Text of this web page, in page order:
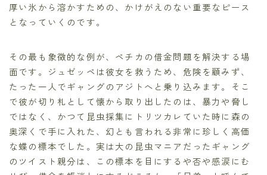
厚い氷から溶かすための、かけがえのない重要なピース
となっていくのです。
その最も象徴的な例が、ペチカの借金問題を解決する場
面です。ジュゼッペは彼女を救うため、危険を顧みず、
たった一人でギャングのアジトへと乗り込みます。そこ
で彼が切り札として懐から取り出したのは、暴力や脅し
ではなく、かつて昆虫採集にトリツカレていた時に森の
奥深くで手に入れた、幻とも言われる非常に珍しく高価
な蝶の標本でした。実は大の昆虫マニアだったギャング
のツイスト親分は、この標本を目にするや否や感涙にむ